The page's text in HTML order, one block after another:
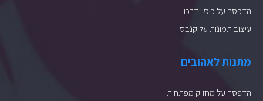
הדפסה על כיסוי דרכון
עיצוב תמונות על קנבס
מתנות לאהובים
הדפסה על מחזיק מפתחות